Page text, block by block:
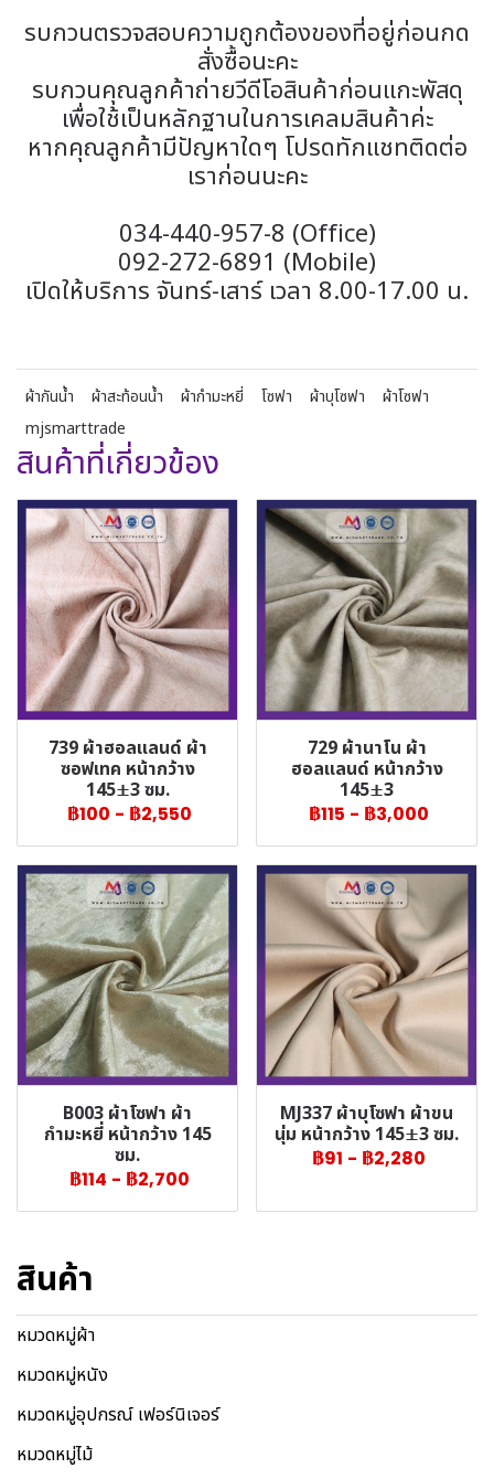
รบกวนตรวจสอบความถูกต้องของที่อยู่ก่อนกด
สั่งซื้อนะคะ
รบกวนคุณลูกค้าถ่ายวีดีโอสินค้าก่อนแกะพัสดุ
เพื่อใช้เป็นหลักฐานในการเคลมสินค้าค่ะ
หากคุณลูกค้ามีปัญหาใดๆ โปรดทักแชทติดต่อ
เราก่อนนะคะ
034-440-957-8 (Office)
092-272-6891 (Mobile)
เปิดให้บริการ จันทร์-เสาร์ เวลา 8.00-17.00 น.
ผ้ากันน้ำ ผ้าสะท้อนน้ำ ผ้ากำมะหยี่ โซฟา ผ้าบุโซฟา
ผ้าโซฟา
mjsmarttrade
สินค้าที่เกี่ยวข้อง
739 ผ้าฮอลแลนด์ ผ้า
ซอฟเทค หน้ากว้าง
145±3 ซม.
฿100 - ฿2,550
729 ผ้านาโน ผ้า
ฮอลแลนด์ หน้ากว้าง
145±3
฿115 - ฿3,000
B003 ผ้าโซฟา ผ้า
กำมะหยี่ หน้ากว้าง 145
ซม.
฿114 - ฿2,700
MJ337 ผ้าบุโซฟา ผ้าขน
นุ่ม หน้ากว้าง 145±3 ซม.
฿91 - ฿2,280
สินค้า
หมวดหมู่ผ้า
หมวดหมู่หนัง
หมวดหมู่อุปกรณ์ เฟอร์นิเจอร์
หมวดหมู่ไม้